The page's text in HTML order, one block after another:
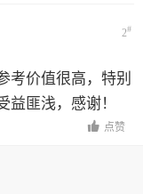
2#
考价值很高，特别
匪浅，感谢！
点赞